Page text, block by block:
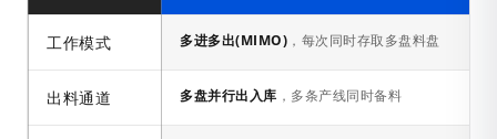
工作模式 多进多出(MIMO) ，每次同时存取多盘料盘
出料通道 多盘并行出入库 ，多条产线同时备料